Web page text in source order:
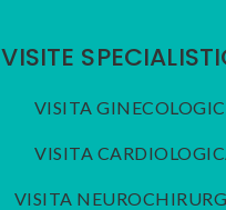
VISITE
VISITA
VISITA
VISITA